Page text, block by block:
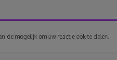
de mogelijk om uw reactie ook te delen.